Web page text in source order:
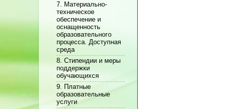
7. Материально-
техническое
обеспечение и
оснащенность
образовательного
процесса. Доступная
среда
8. Стипендии и меры
поддержки
обучающихся
9. Платные
образовательные
услуги